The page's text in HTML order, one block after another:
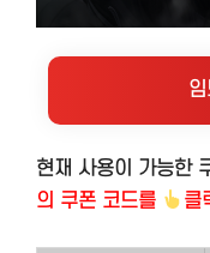
현재 사용이 가능한
의 쿠폰 코드를 클